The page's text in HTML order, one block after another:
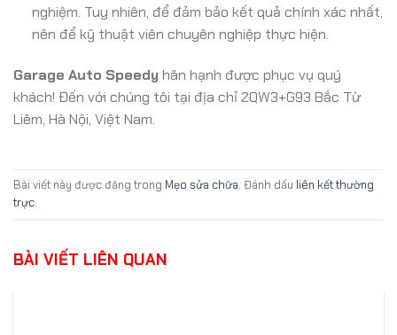
nghiệm. Tuy nhiên, để đảm bảo kết quả chính xác nhất,
nên để kỹ thuật viên chuyên nghiệp thực hiện.
Garage Auto Speedy hân hạnh được phục vụ quý
khách! Đến với chúng tôi tại địa chỉ 2QW3+G93 Bắc Từ
Liêm, Hà Nội, Việt Nam.
Bài viết này được đăng trong Mẹo sửa chữa. Đánh dấu liên kết thường
trực.
BÀI VIẾT LIÊN QUAN